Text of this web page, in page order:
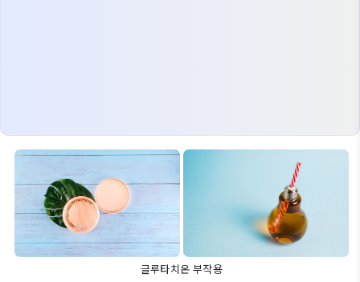
글루타치온 부작용